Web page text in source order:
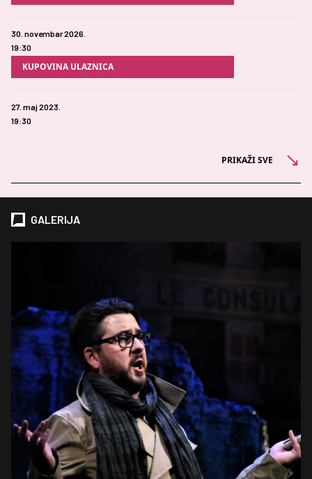
30. novembar 2026.
19:30
KUPOVINA ULAZNICA
27. maj 2023.
19:30
PRIKAŽI SVE
GALERIJA